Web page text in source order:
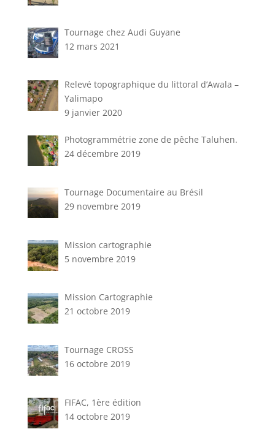
Tournage chez Audi Guyane
12 mars 2021
Relevé topographique du littoral d’Awala –
Yalimapo
9 janvier 2020
Photogrammétrie zone de pêche Taluhen.
24 décembre 2019
Tournage Documentaire au Brésil
29 novembre 2019
Mission cartographie
5 novembre 2019
Mission Cartographie
21 octobre 2019
Tournage CROSS
16 octobre 2019
FIFAC, 1ère édition
14 octobre 2019